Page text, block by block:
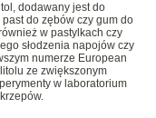
dodawany jest do
do zębów czy gum do
w pastylkach czy
słodzenia napojów czy
numerze European
ze zwiększonym
w laboratorium